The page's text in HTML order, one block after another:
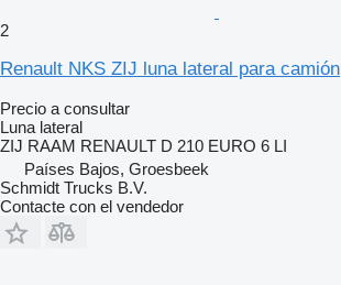
2
Renault NKS ZIJ luna lateral para camión
Precio a consultar
Luna lateral
ZIJ RAAM RENAULT D 210 EURO 6 LI
Países Bajos, Groesbeek
Schmidt Trucks B.V.
Contacte con el vendedor